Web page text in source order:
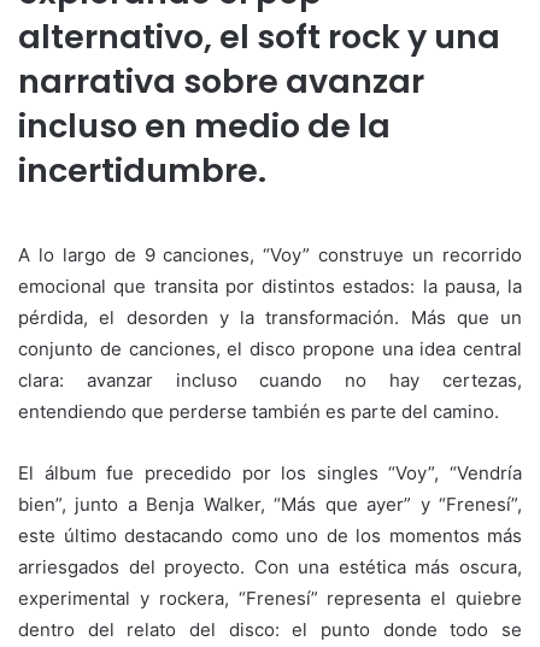
alternativo, el soft rock y una
narrativa sobre avanzar
incluso en medio de la
incertidumbre.
A lo largo de 9 canciones, “Voy” construye un recorrido
emocional que transita por distintos estados: la pausa, la
pérdida, el desorden y la transformación. Más que un
conjunto de canciones, el disco propone una idea central
clara: avanzar incluso cuando no hay certezas,
entendiendo que perderse también es parte del camino.
El álbum fue precedido por los singles “Voy”, “Vendría
bien”, junto a Benja Walker, “Más que ayer” y “Frenesí”,
este último destacando como uno de los momentos más
arriesgados del proyecto. Con una estética más oscura,
experimental y rockera, “Frenesí” representa el quiebre
dentro del relato del disco: el punto donde todo se